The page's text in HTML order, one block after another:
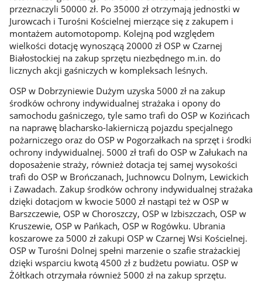
przeznaczyli 50000 zł. Po 35000 zł otrzymają jednostki w
Jurowcach i Turośni Kościelnej mierzące się z zakupem i
montażem automotopomp. Kolejną pod względem
wielkości dotację wynoszącą 20000 zł OSP w Czarnej
Białostockiej na zakup sprzętu niezbędnego m.in. do
licznych akcji gaśniczych w kompleksach leśnych.
OSP w Dobrzyniewie Dużym uzyska 5000 zł na zakup
środków ochrony indywidualnej strażaka i opony do
samochodu gaśniczego, tyle samo trafi do OSP w Kozińcach
na naprawę blacharsko-lakierniczą pojazdu specjalnego
pożarniczego oraz do OSP w Pogorzałkach na sprzęt i środki
ochrony indywidualnej. 5000 zł trafi do OSP w Załukach na
doposażenie straży, również dotacja tej samej wysokości
trafi do OSP w Brończanach, Juchnowcu Dolnym, Lewickich
i Zawadach. Zakup środków ochrony indywidualnej strażaka
dzięki dotacjom w kwocie 5000 zł nastąpi też w OSP w
Barszczewie, OSP w Choroszczy, OSP w Izbiszczach, OSP w
Kruszewie, OSP w Pańkach, OSP w Rogówku. Ubrania
koszarowe za 5000 zł zakupi OSP w Czarnej Wsi Kościelnej.
OSP w Turośni Dolnej spełni marzenie o szafie strażackiej
dzięki wsparciu kwotą 4500 zł z budżetu powiatu. OSP w
Żółtkach otrzymała również 5000 zł na zakup sprzętu.